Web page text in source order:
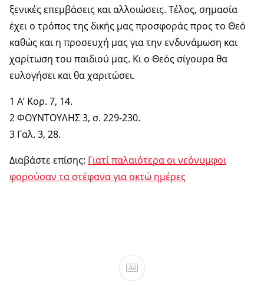
ξενικές επεμβάσεις και αλλοιώσεις. Τέλος, σημασία
έχει ο τρόπος της δικής μας προσφοράς προς το Θεό
καθώς και η προσευχή μας για την ενδυνάμωση και
χαρίτωση του παιδιού μας. Κι ο Θεός σίγουρα θα
ευλογήσει και θα χαριτώσει.
1 Α’ Κορ. 7, 14.
2 ΦΟΥΝΤΟΥΛΗΣ 3, σ. 229-230.
3 Γαλ. 3, 28.
Διαβάστε επίσης: Γιατί παλαιότερα οι νεόνυμφοι
φορούσαν τα στέφανα για οκτώ ημέρες
Ad